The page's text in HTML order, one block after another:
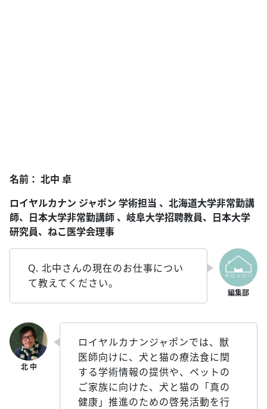
名前： 北中 卓
ロイヤルカナン ジャポン 学術担当 、北海道大学非常勤講
師、日本大学非常勤講師 、岐阜大学招聘教員、日本大学
研究員、ねこ医学会理事
Q. 北中さんの現在のお仕事につい
て教えてください。
ロイヤルカナンジャポンでは、獣
医師向けに、犬と猫の療法食に関
する学術情報の提供や、ペットの
ご家族に向けた、犬と猫の「真の
健康」推進のための啓発活動を行